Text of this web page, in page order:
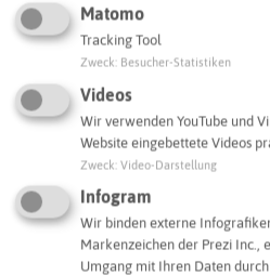
Adresse:
VARO Energy Tankstorage
Tankweg 7
44147 Dortmund
Matomo
Tracking Tool
Zweck Besucher-Statistiken
Videos
Wir verwenden YouTube und
Website eingebettete Videos
Zweck Video-Darstellung
Infogram
Wir binden externe
Markenzeichen der Prezi Inc.,
Umgang mit Ihren Daten